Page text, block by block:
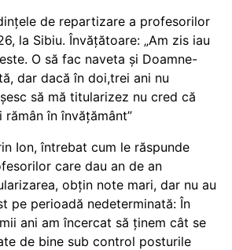
de repartizare a profesorilor
la Sibiu. Învățătoare: „Am zis iau
O să fac naveta și Doamne-
dar dacă în doi,trei ani nu
să mă titularizez nu cred că
rămân în învățământ”
Ion, întrebat cum le răspunde
care dau an de an
obțin note mari, dar nu au
pe perioadă nedeterminată: În
ani am încercat să ținem cât se
de bine sub control posturile